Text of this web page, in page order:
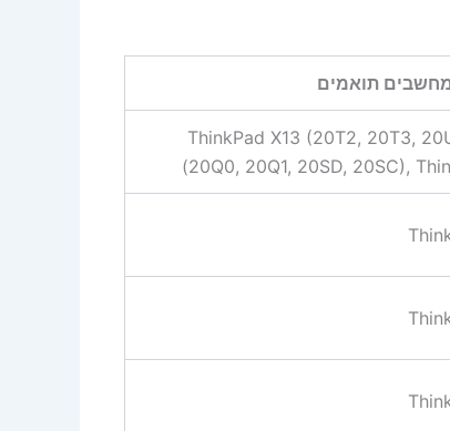
תואמים
ThinkPad X13 (20T2, 20T3,
(20Q0, 20Q1, 20SD, 20SC),